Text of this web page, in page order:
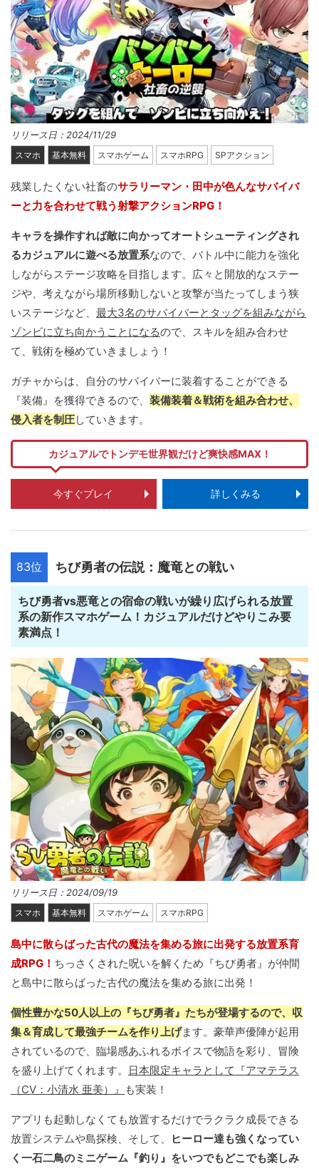
リリース日：2024/11/29
スマホ 基本無料 スマホゲーム スマホRPG SPアクション
残業したくない社畜のサラリーマン・田中が色んなサバイバ
ーと力を合わせて戦う射撃アクションRPG！
キャラを操作すれば敵に向かってオートシューティングされ
るカジュアルに遊べる放置系なので、バトル中に能力を強化
しながらステージ攻略を目指します。広々と開放的なステー
ジや、考えながら場所移動しないと攻撃が当たってしまう狭
いステージなど、 最大3名のサバイバーとタッグを組みながら
ゾンビに立ち向かうことになるので、スキルを組み合わせ
て、戦術を極めていきましょう！
ガチャからは、自分のサバイバーに装着することができる
『装備』を獲得できるので、 装備装着＆戦術を組み合わせ、
侵入者を制圧していきます。
カジュアルでトンデモ世界観だけど爽快感MAX！
今すぐプレイ 詳しくみる
83位 ちび勇者の伝説：魔竜との戦い
ちび勇者vs悪竜との宿命の戦いが繰り広げられる放置
系の新作スマホゲーム！カジュアルだけどやりこみ要
素満点！
リリース日：2024/09/19
スマホ 基本無料 スマホゲーム スマホRPG
島中に散らばった古代の魔法を集める旅に出発する放置系育
成RPG！ ちっさくされた呪いを解くため『ちび勇者』が仲間
と島中に散らばった古代の魔法を集める旅に出発！
個性豊かな50人以上の『ちび勇者』たちが登場するので、収
集＆育成して最強チームを作り上げます。豪華声優陣が起用
されているので、臨場感あふれるボイスで物語を彩り、冒険
を盛り上げてくれます。
日本限定キャラとして『アマテラス
（CV：小清水 亜美）』
も実装！
アプリも起動しなくても放置するだけでラクラク成長できる
放置システムや島探検、そして、
ヒーロー達も強くなってい
く一石二鳥のミニゲーム『釣り』をいつでもどこでも楽しみ